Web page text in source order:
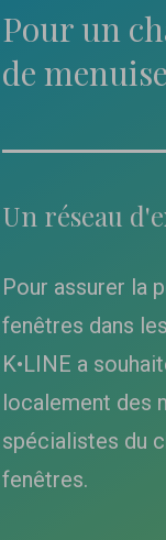
Pour un
de
Un réseau
Pour assurer la
fenêtres dans
K•LINE a
localement des
spécialistes du
fenêtres.